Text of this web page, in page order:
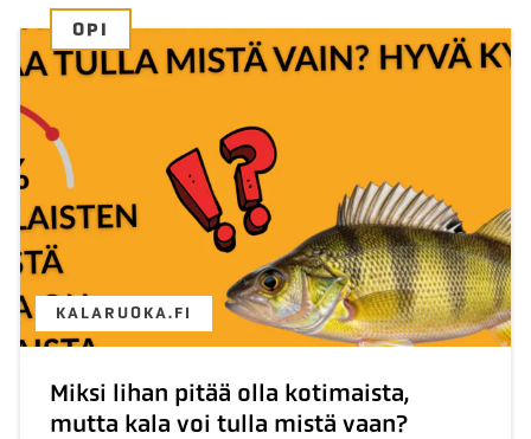
OPI
KALARUOKA.FI
Miksi lihan pitää olla kotimaista,
mutta kala voi tulla mistä vaan?